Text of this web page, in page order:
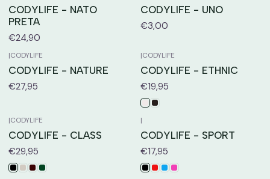
CODYLIFE - NATO
PRETA
€24,90
CODYLIFE - UNO
€3,00
|CODYLIFE
CODYLIFE - NATURE
€27,95
|CODYLIFE
CODYLIFE - ETHNIC
€19,95
|CODYLIFE
CODYLIFE - CLASS
€29,95
|
CODYLIFE - SPORT
€17,95